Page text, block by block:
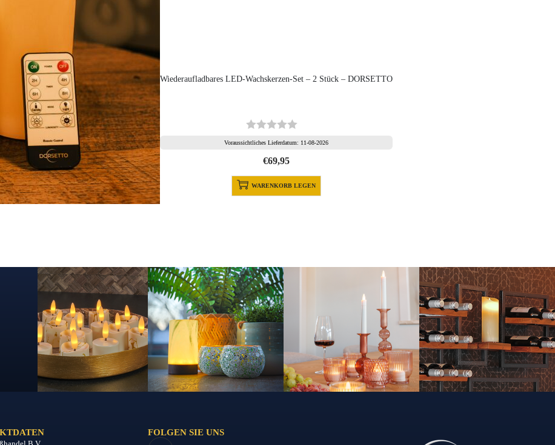
Wiederaufladbares LED-Wachskerzen-Set – 2 Stück – DORSETTO
Voraussichtliches Lieferdatum: 11-08-2026
€69,95
WARENKORB LEGEN
FOLGEN SIE UNS